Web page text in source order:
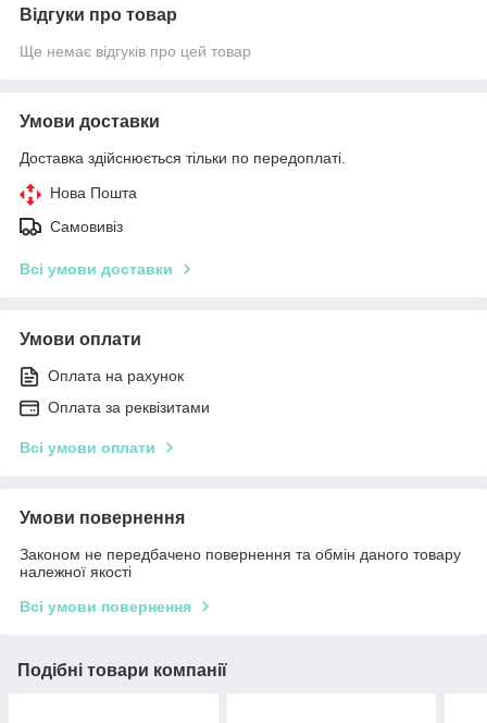
Відгуки про товар
Ще немає відгуків про цей товар
Умови доставки
Доставка здійснюється тільки по передоплаті.
Нова Пошта
Самовивіз
Всі умови доставки
Умови оплати
Оплата на рахунок
Оплата за реквізитами
Всі умови оплати
Умови повернення
Законом не передбачено повернення та обмін даного товару
належної якості
Всі умови повернення
Подібні товари компанії